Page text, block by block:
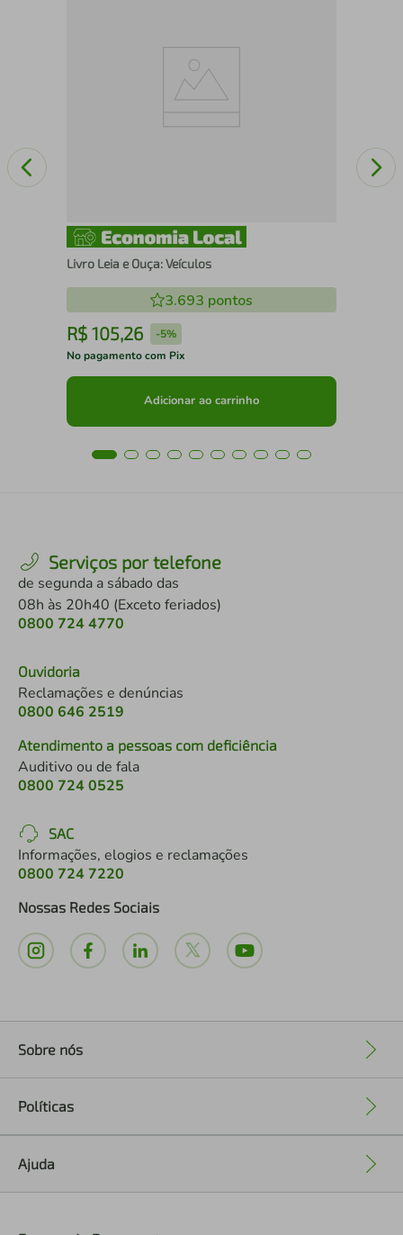
Livro Leia e Ouça: Veículos
3.693 pontos
R$ 105,26 -5%
No pagamento com Pix
Adicionar ao carrinho
Serviços por telefone
de segunda a sábado das
08h às 20h40 (Exceto feriados)
0800 724 4770
Ouvidoria
Reclamações e denúncias
0800 646 2519
Atendimento a pessoas com deficiência
Auditivo ou de fala
0800 724 0525
SAC
Informações, elogios e reclamações
0800 724 7220
Nossas Redes Sociais
Sobre nós
Políticas
Ajuda